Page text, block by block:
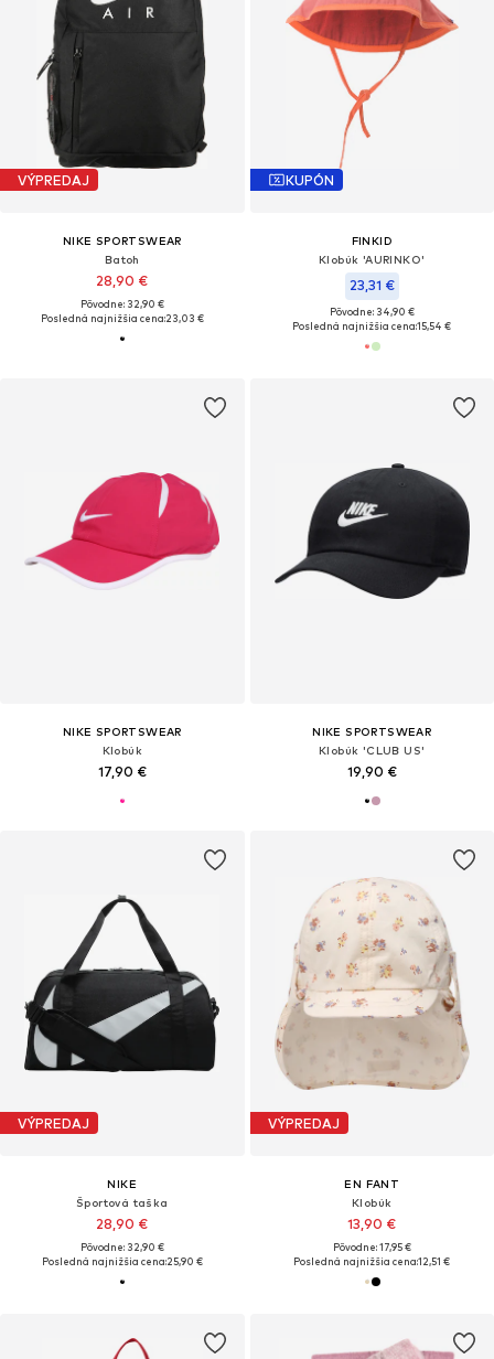
VÝPREDAJ
NIKE SPORTSWEAR
Batoh
28,90 €
Pôvodne: 32,90 €
Posledná najnižšia cena:23,03 €
KUPÓN
FINKID
Klobúk 'AURINKO'
23,31 €
Pôvodne: 34,90 €
Posledná najnižšia cena:15,54 €
NIKE SPORTSWEAR
Klobúk
17,90 €
NIKE SPORTSWEAR
Klobúk 'CLUB US'
19,90 €
VÝPREDAJ
NIKE
Športová taška
28,90 €
Pôvodne: 32,90 €
Posledná najnižšia cena:25,90 €
VÝPREDAJ
EN FANT
Klobúk
13,90 €
Pôvodne: 17,95 €
Posledná najnižšia cena:12,51 €